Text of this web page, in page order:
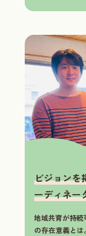
ビジョンを
ーディネー
地域共育が持
の存在意義とは。